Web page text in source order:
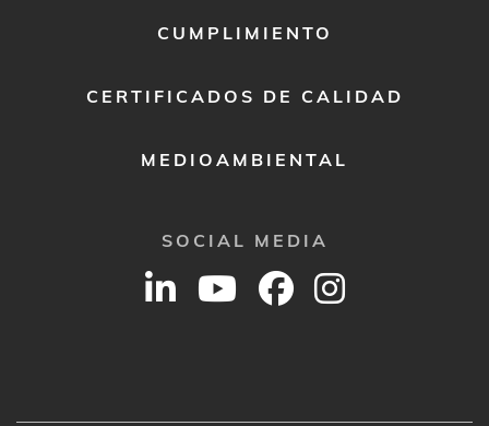
CUMPLIMIENTO
CERTIFICADOS DE CALIDAD
MEDIOAMBIENTAL
SOCIAL MEDIA